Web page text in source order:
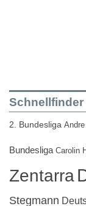
Schnellfinder
2. Bundesliga
Bundesliga Carolin
Zentarra
Stegmann